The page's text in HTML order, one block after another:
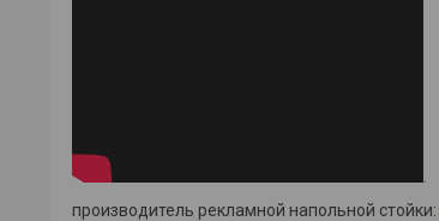
.
производитель рекламной напольной стойки: